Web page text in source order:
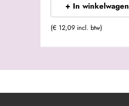
+ In winkelwagen
(€ 12,09 incl. btw)